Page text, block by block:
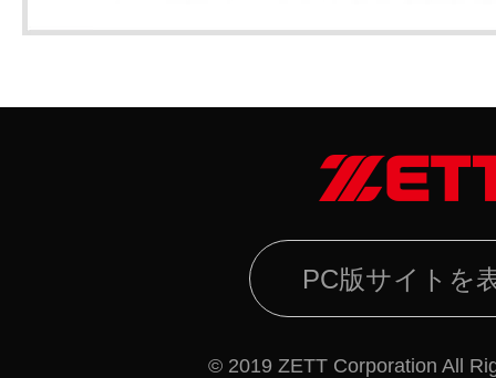
PC版サイトを
© 2019 ZETT Corporation All